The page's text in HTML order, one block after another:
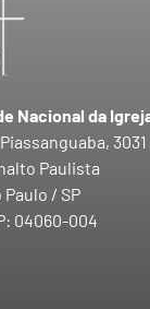
Nacional da
3031
Paulista
Paulo / SP
04060-004